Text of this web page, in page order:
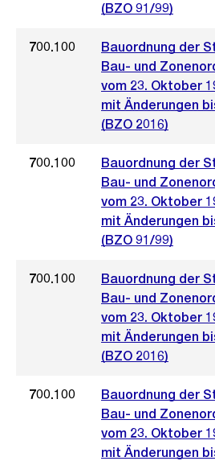
(BZO 91/99)
700.100
Bauordnung der
Bau- und
vom 23. Oktober
mit Änderungen
(BZO 2016)
700.100
Bauordnung der
Bau- und
vom 23. Oktober
mit Änderungen
(BZO 91/99)
700.100
Bauordnung der
Bau- und
vom 23. Oktober
mit Änderungen
(BZO 2016)
700.100
Bauordnung der
Bau- und
vom 23. Oktober
mit Änderungen